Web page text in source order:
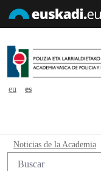
eu
es
Bolsa
Noticias de la Academia
Búsqueda web